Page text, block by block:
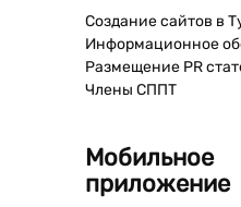
Создание сайтов в
Информационное
Размещение PR
Члены СППТ
Мобильное
приложение